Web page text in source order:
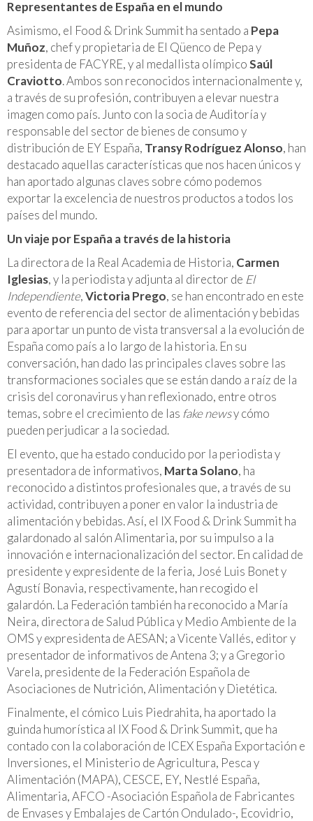
Representantes de España en el mundo
Asimismo, el Food & Drink Summit ha sentado a Pepa
Muñoz, chef y propietaria de El Qüenco de Pepa y
presidenta de FACYRE, y al medallista olímpicoSaúl
Craviotto. Ambos son reconocidos internacionalmente y,
a través de su profesión, contribuyen a elevar nuestra
imagen como país. Junto con la socia de Auditoría y
responsable del sector de bienes de consumo y
distribución de EY España, Transy Rodríguez Alonso, han
destacado aquellas características que nos hacen únicos y
han aportado algunas claves sobre cómo podemos
exportar la excelencia de nuestros productos a todos los
países del mundo.
Un viaje por España a través de la historia
La directora de la Real Academia de Historia, Carmen
Iglesias, y la periodista y adjunta al director de El
Independiente,Victoria Prego, se han encontrado en este
evento de referencia del sector de alimentación y bebidas
para aportar un punto de vista transversal a la evolución de
España como país a lo largo de la historia. En su
conversación, han dado las principales claves sobre las
transformaciones sociales que se están dando a raíz de la
crisis del coronavirus y han reflexionado, entre otros
temas, sobre el crecimiento de las fake newsy cómo
pueden perjudicar a la sociedad.
El evento, que ha estado conducido por la periodista y
presentadora de informativos, Marta Solano, ha
reconocido a distintos profesionales que, a través de su
actividad, contribuyen a poner en valor la industria de
alimentación y bebidas. Así, el IX Food & Drink Summit ha
galardonado al salón Alimentaria, por su impulso a la
innovación e internacionalización del sector. En calidad de
presidente y expresidente de la feria, José Luis Bonet y
Agustí Bonavia, respectivamente, han recogido el
galardón. La Federación también ha reconocido a María
Neira, directora de Salud Pública y Medio Ambiente de la
OMS y expresidenta de AESAN; a Vicente Vallés, editor y
presentador de informativos de Antena 3; y a Gregorio
Varela, presidente de la Federación Española de
Asociaciones de Nutrición, Alimentación y Dietética.
Finalmente, el cómico Luis Piedrahita, ha aportado la
guinda humorística al IX Food & Drink Summit, que ha
contado con la colaboración de ICEX España Exportación e
Inversiones, el Ministerio de Agricultura, Pesca y
Alimentación (MAPA), CESCE, EY, Nestlé España,
Alimentaria, AFCO -Asociación Española de Fabricantes
de Envases y Embalajes de Cartón Ondulado-, Ecovidrio,